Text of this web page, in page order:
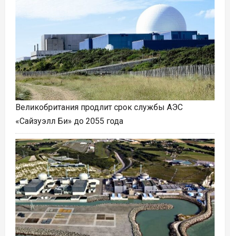
Великобритания продлит срок службы АЭС
«Сайзуэлл Би» до 2055 года